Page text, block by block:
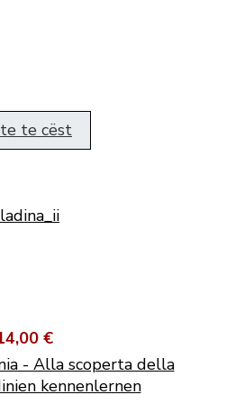
te cëst
€
- Alla scoperta della
kennenlernen